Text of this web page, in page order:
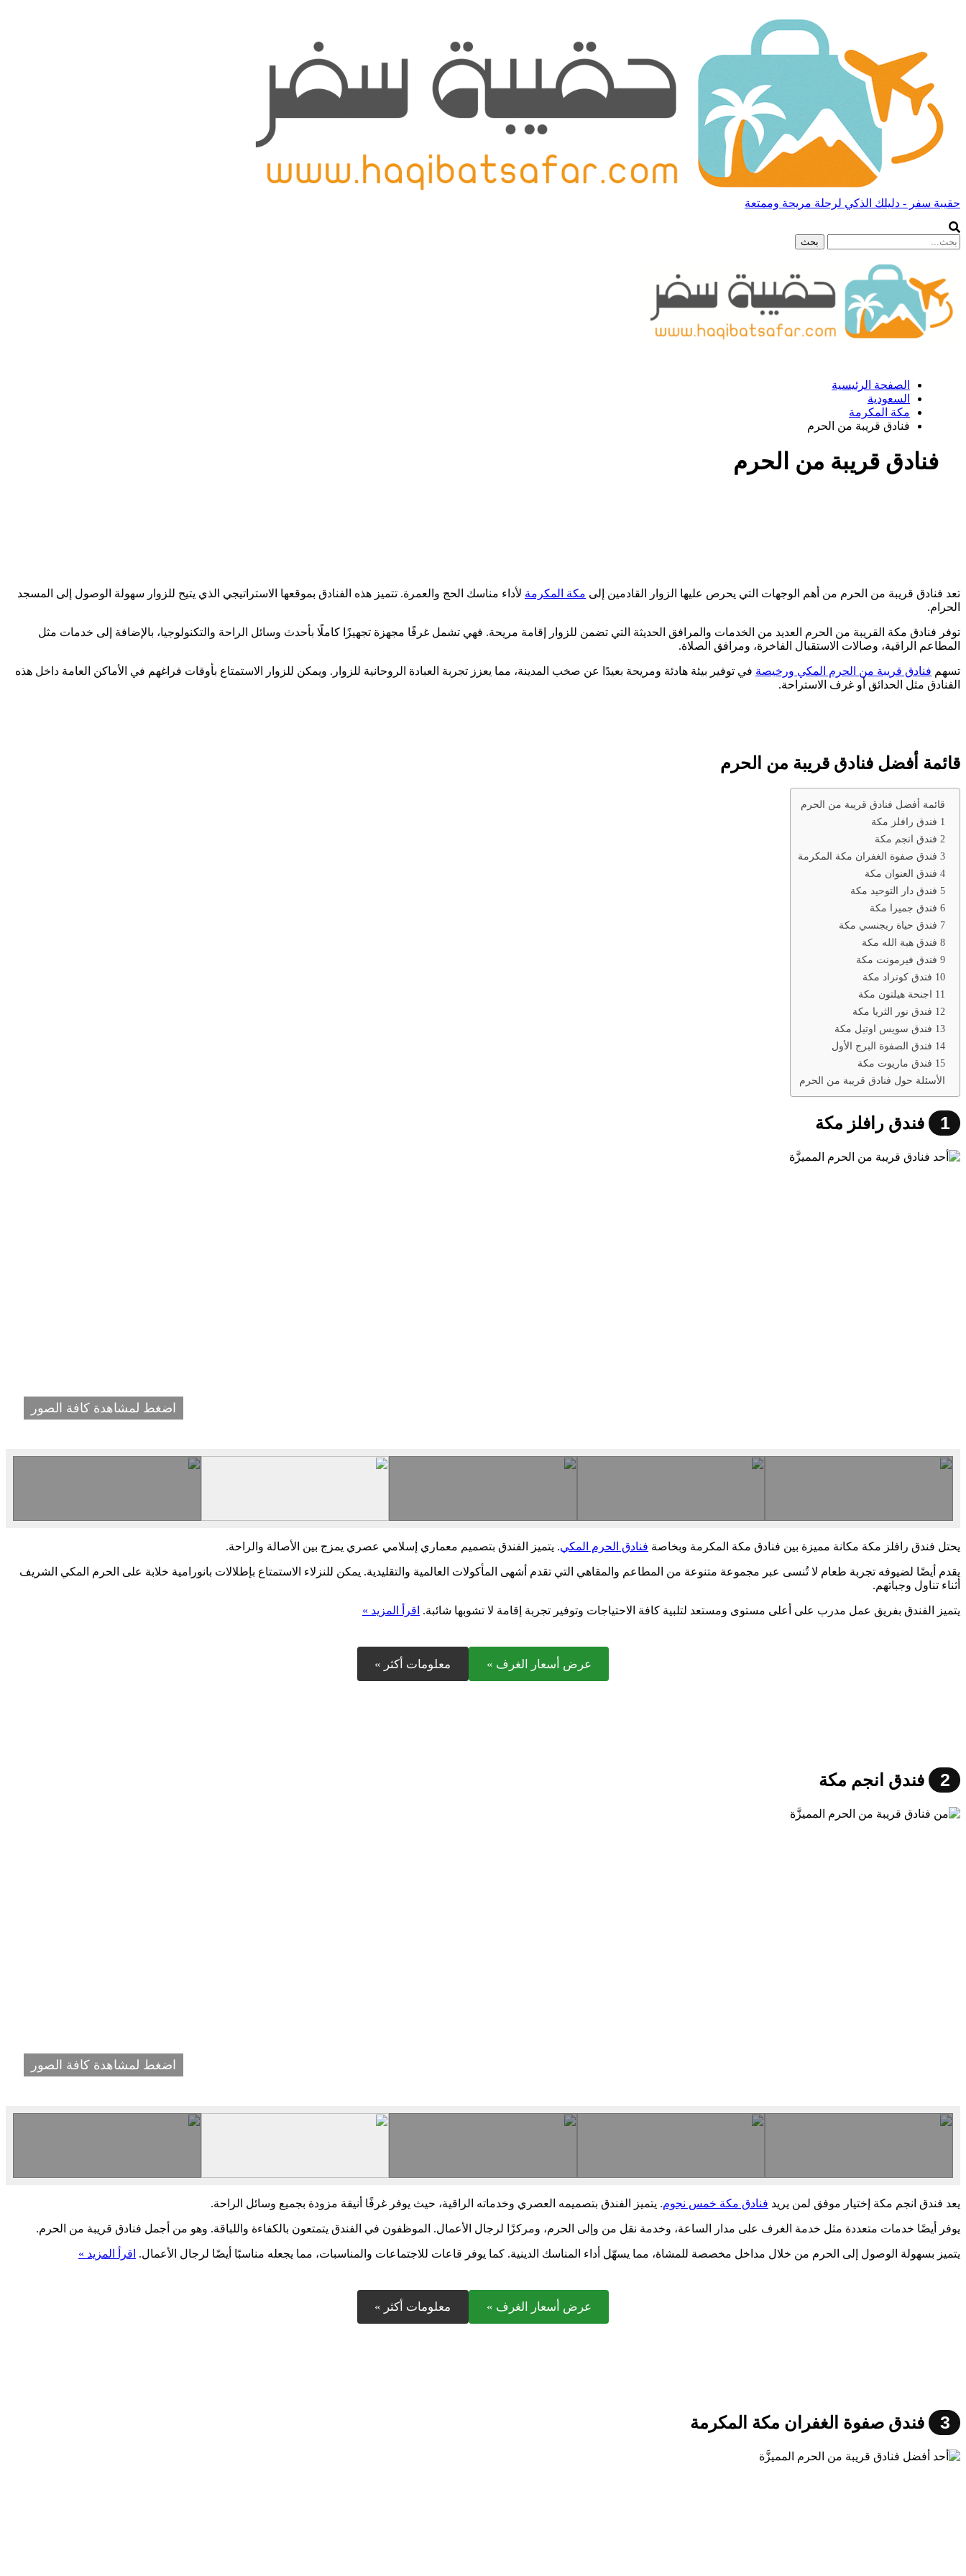
حقيبة سفر - دليلك الذكي لرحلة مريحة وممتعة
الصفحة الرئيسية
السعودية
مكة المكرمة
فنادق قريبة من الحرم
فنادق قريبة من الحرم
تعد فنادق قريبة من الحرم من أهم الوجهات التي يحرص عليها الزوار القادمين إلى مكة المكرمة لأداء مناسك الحج والعمرة. تتميز هذه الفنادق بموقعها الاستراتيجي الذي يتيح للزوار سهولة الوصول إلى المسجد
الحرام.
توفر فنادق مكة القريبة من الحرم العديد من الخدمات والمرافق الحديثة التي تضمن للزوار إقامة مريحة. فهي تشمل غرفًا مجهزة تجهيزًا كاملًا بأحدث وسائل الراحة والتكنولوجيا، بالإضافة إلى خدمات مثل
المطاعم الراقية، وصالات الاستقبال الفاخرة، ومرافق الصلاة.
تسهم فنادق قريبة من الحرم المكي ورخيصة في توفير بيئة هادئة ومريحة بعيدًا عن صخب المدينة، مما يعزز تجربة العبادة الروحانية للزوار. ويمكن للزوار الاستمتاع بأوقات فراغهم في الأماكن العامة داخل هذه
الفنادق مثل الحدائق أو غرف الاستراحة.
قائمة أفضل فنادق قريبة من الحرم
قائمة أفضل فنادق قريبة من الحرم
1 فندق رافلز مكة
2 فندق انجم مكة
3 فندق صفوة الغفران مكة المكرمة
4 فندق العنوان مكة
5 فندق دار التوحيد مكة
6 فندق جميرا مكة
7 فندق حياة ريجنسي مكة
8 فندق هبة الله مكة
9 فندق فيرمونت مكة
10 فندق كونراد مكة
11 اجنحة هيلتون مكة
12 فندق نور الثريا مكة
13 فندق سويس اوتيل مكة
14 فندق الصفوة البرج الأول
15 فندق ماريوت مكة
الأسئلة حول فنادق قريبة من الحرم
1 فندق رافلز مكة
اضغط لمشاهدة كافة الصور
يحتل فندق رافلز مكة مكانة مميزة بين فنادق مكة المكرمة وبخاصة فنادق الحرم المكي. يتميز الفندق بتصميم معماري إسلامي عصري يمزج بين الأصالة والراحة.
يقدم أيضًا لضيوفه تجربة طعام لا تُنسى عبر مجموعة متنوعة من المطاعم والمقاهي التي تقدم أشهى المأكولات العالمية والتقليدية. يمكن للنزلاء الاستمتاع بإطلالات بانورامية خلابة على الحرم المكي الشريف
أثناء تناول وجباتهم.
يتميز الفندق بفريق عمل مدرب على أعلى مستوى ومستعد لتلبية كافة الاحتياجات وتوفير تجربة إقامة لا تشوبها شائبة. اقرأ المزيد »
عرض أسعار الغرف » معلومات أكثر »
2 فندق انجم مكة
اضغط لمشاهدة كافة الصور
يعد فندق انجم مكة إختيار موفق لمن يريد فنادق مكة خمس نجوم. يتميز الفندق بتصميمه العصري وخدماته الراقية، حيث يوفر غرفًا أنيقة مزودة بجميع وسائل الراحة.
يوفر أيضًا خدمات متعددة مثل خدمة الغرف على مدار الساعة، وخدمة نقل من وإلى الحرم، ومركزًا لرجال الأعمال. الموظفون في الفندق يتمتعون بالكفاءة واللباقة. وهو من أجمل فنادق قريبة من الحرم.
يتميز بسهولة الوصول إلى الحرم من خلال مداخل مخصصة للمشاة، مما يسهّل أداء المناسك الدينية. كما يوفر قاعات للاجتماعات والمناسبات، مما يجعله مناسبًا أيضًا لرجال الأعمال. اقرأ المزيد »
عرض أسعار الغرف » معلومات أكثر »
3 فندق صفوة الغفران مكة المكرمة